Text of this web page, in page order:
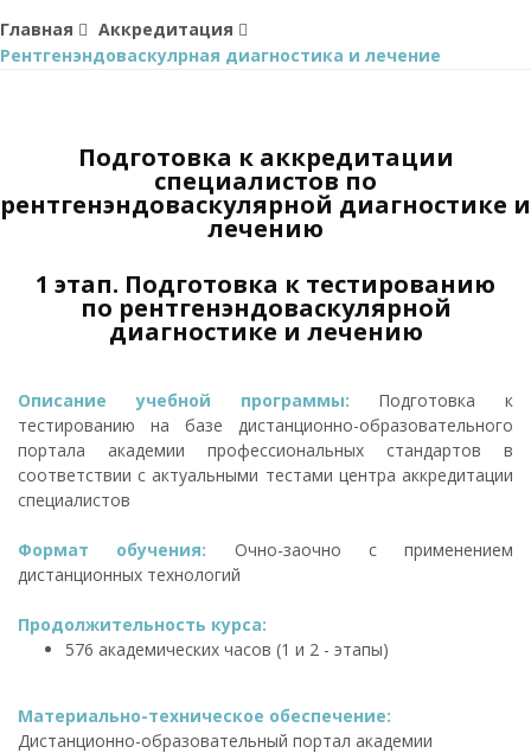
Главная
Аккредитация
Рентгенэндоваскулрная диагностика и лечение
Подготовка к аккредитации
специалистов по
рентгенэндоваскулярной диагностике и
лечению
1 этап. Подготовка к тестированию
по рентгенэндоваскулярной
диагностике и лечению
Описание учебной программы: Подготовка к
тестированию на базе дистанционно-образовательного
портала академии профессиональных стандартов в
соответствии с актуальными тестами центра аккредитации
специалистов
Формат обучения: Очно-заочно с применением
дистанционных технологий
Продолжительность курса:
576 академических часов (1 и 2 - этапы)
Материально-техническое обеспечение:
Дистанционно-образовательный портал академии